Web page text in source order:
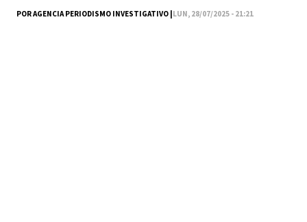
POR AGENCIA PERIODISMO INVESTIGATIVO |LUN, 28/07/2025 - 21:21